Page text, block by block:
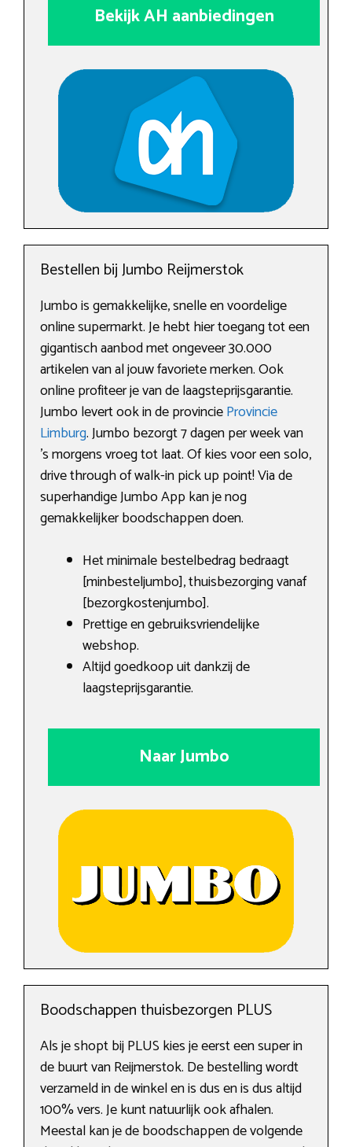
Bekijk AH aanbiedingen
Bestellen bij Jumbo Reijmerstok
Jumbo is gemakkelijke, snelle en voordelige
online supermarkt. Je hebt hier toegang tot een
gigantisch aanbod met ongeveer 30.000
artikelen van al jouw favoriete merken. Ook
online profiteer je van de laagsteprijsgarantie.
Jumbo levert ook in de provincieProvincie
Limburg. Jumbo bezorgt 7 dagen per week van
’s morgens vroeg tot laat. Of kies voor een solo,
drive through of walk-in pick up point! Via de
superhandige Jumbo App kan je nog
gemakkelijker boodschappen doen.
Het minimale bestelbedrag bedraagt
[minbesteljumbo], thuisbezorging vanaf
[bezorgkostenjumbo].
Prettige en gebruiksvriendelijke
webshop.
Altijd goedkoop uit dankzij de
laagsteprijsgarantie.
Naar Jumbo
Boodschappen thuisbezorgen PLUS
Als je shopt bij PLUS kies je eerst een super in
de buurt van Reijmerstok. De bestelling wordt
verzameld in de winkel en is dus en is dus altijd
100% vers. Je kunt natuurlijk ook afhalen.
Meestal kan je de boodschappen de volgende